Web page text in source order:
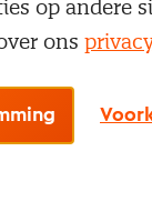
kan de
verder daalt
investeringen
op andere
ons